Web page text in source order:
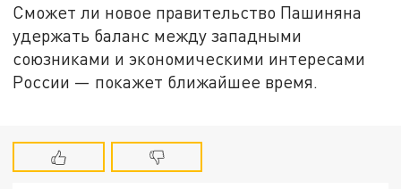
Сможет ли новое правительство Пашиняна
удержать баланс между западными
союзниками и экономическими интересами
России — покажет ближайшее время.